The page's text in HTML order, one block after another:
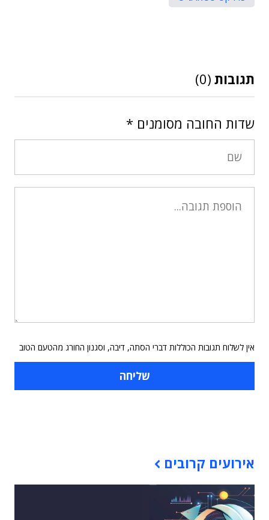
תגובות (0)
שדות החובה מסומנים *
אין לשלוח תגובות הכוללות דברי הסתה, דיבה, וסגנון החורג מהטעם הטוב
אירועים קרובים